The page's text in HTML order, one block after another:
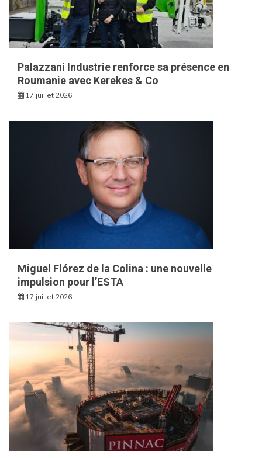
Palazzani Industrie renforce sa présence en
Roumanie avec Kerekes & Co
17 juillet 2026
Miguel Flórez de la Colina : une nouvelle
impulsion pour l’ESTA
17 juillet 2026